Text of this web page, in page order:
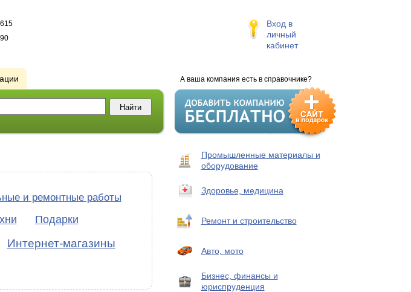
615
90
Вход в
личный
кабинет
А ваша компания есть в справочнике?
и ремонтные работы
Подарки
Интернет-магазины
Промышленные материалы и
оборудование
Здоровье, медицина
Ремонт и строительство
Авто, мото
Бизнес, финансы и
юриспруденция